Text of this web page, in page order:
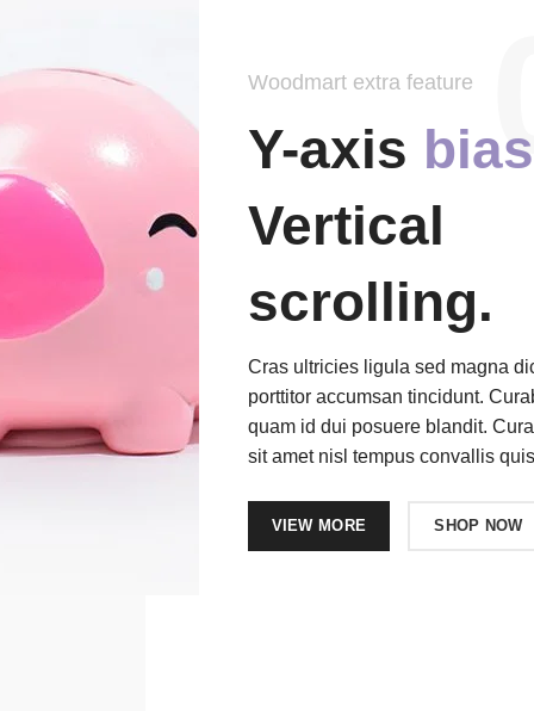
Woodmart extra feature
Y-axis bias
Vertical
scrolling.
Cras ultricies ligula sed magna
porttitor accumsan tincidunt.
quam id dui posuere blandit.
sit amet nisl tempus convallis
VIEW MORE SHOP NOW